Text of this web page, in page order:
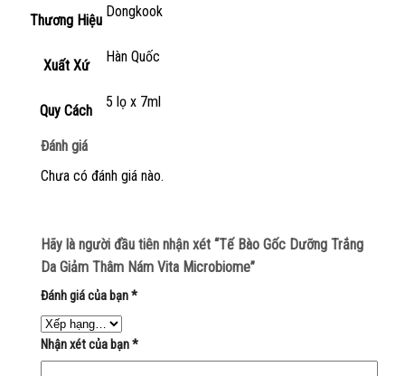
Thương Hiệu
Dongkook
Xuất Xứ
Hàn Quốc
Quy Cách
5 lọ x 7ml
Đánh giá
Chưa có đánh giá nào.
Hãy là người đầu tiên nhận xét “Tế Bào Gốc Dưỡng Trắng
Da Giảm Thâm Nám Vita Microbiome”
Đánh giá của bạn*
Nhận xét của bạn*